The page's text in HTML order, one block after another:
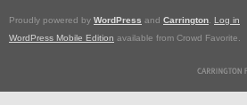
Proudly powered by WordPress and Carrington
Log in
WordPress Mobile Edition available from Crowd Favorite.